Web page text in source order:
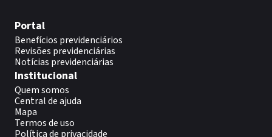
Portal
Benefícios previdenciários
Revisões previdenciárias
Notícias previdenciárias
Institucional
Quem somos
Central de ajuda
Mapa
Termos de uso
Política de privacidade